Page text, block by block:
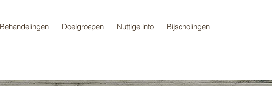
Behandelingen Doelgroepen Nuttige info Bijscholingen